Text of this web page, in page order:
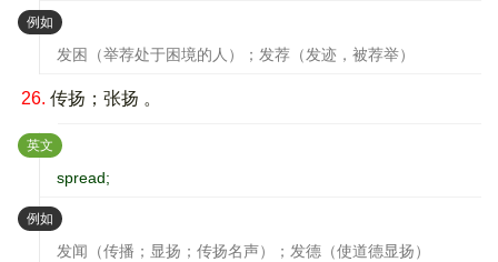
例如 ：
发困（举荐处于困境的人）；发荐（发迹，被荐举）
26. 传扬；张扬 。
英文 ：
spread;
例如 ：
发闻（传播；显扬；传扬名声）；发德（使道德显扬）